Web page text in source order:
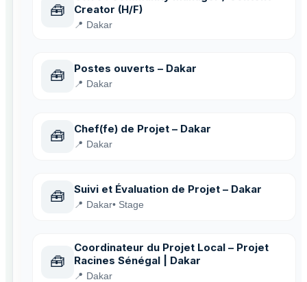
🧰
Creator (H/F)
📍 Dakar
🧰 Postes ouverts – Dakar
📍 Dakar
🧰 Chef(fe) de Projet – Dakar
📍 Dakar
🧰 Suivi et Évaluation de Projet – Dakar
📍 Dakar• Stage
🧰
Coordinateur du Projet Local – Projet
Racines Sénégal | Dakar
📍 Dakar